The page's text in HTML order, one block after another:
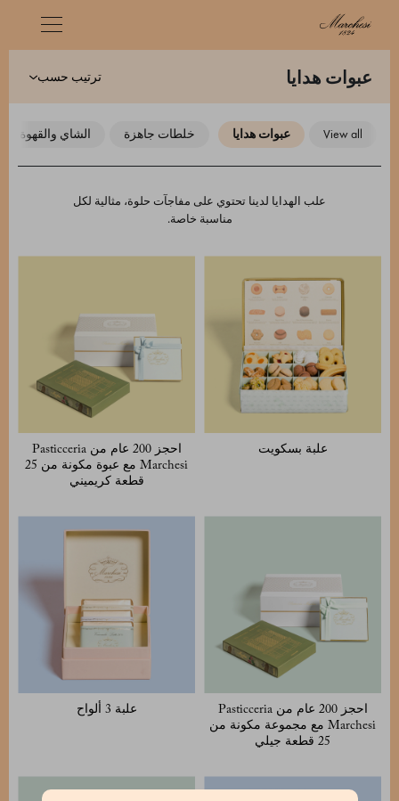
عبوات هدايا ترتيب حسب
view all عبوات هدايا خلطات جاهزة الشاي والقهوة
علب الهدايا لدينا تحتوي على مفاجآت حلوة، مثالية لكل
مناسبة خاصة.
علبة بسكويت
احجز 200 عام من Pasticceria
Marchesi مع عبوة مكونة من 25
قطعة كريميني
احجز 200 عام من Pasticceria
Marchesi مع مجموعة مكونة من
25 قطعة جيلي
علبة 3 ألواح